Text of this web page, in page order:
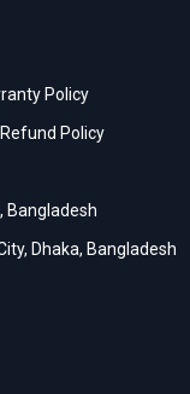
Policy
Policy
Bangladesh
Dhaka, Bangladesh